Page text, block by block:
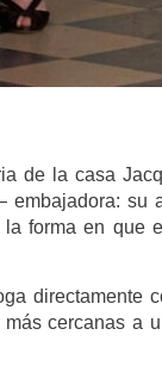
de la casa
su
forma en que
directamente
cercanas a